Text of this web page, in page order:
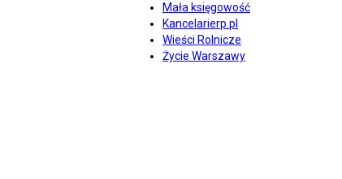
Mała księgowość
Kancelarierp.pl
Wieści Rolnicze
Życie Warszawy